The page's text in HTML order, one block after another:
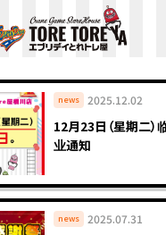
news
12月23日（星期二）
业通知
2025.12.02
news 2025.07.31